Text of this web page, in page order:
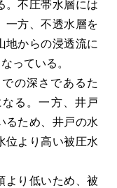
。不圧帯水層には
一方、不透水層を
地からの浸透流に
っている。
の深さであるた
る。一方、井戸
ため、井戸の水
位より高い被圧水
り低いため、被